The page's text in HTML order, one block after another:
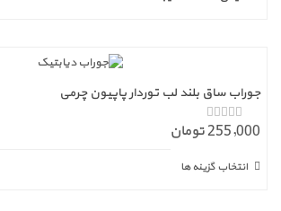
جوراب ساق بلند لب توردار پاپیون چرمی
ا 255,000 تومان
انتخاب گزینه ها